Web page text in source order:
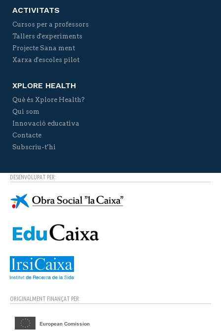
ACTIVITATS
Cursos per a professors
Tallers d'experiments
Projecte Sana ment
Xarxa d'escoles pilot
XPLORE HEALTH
Què és Xplore Health?
Qui som
Innovació educativa
Contacte
Subscriu-t’hi
DESENVOLUPAT PER:
ORIGINALMENT FINANÇAT PER: